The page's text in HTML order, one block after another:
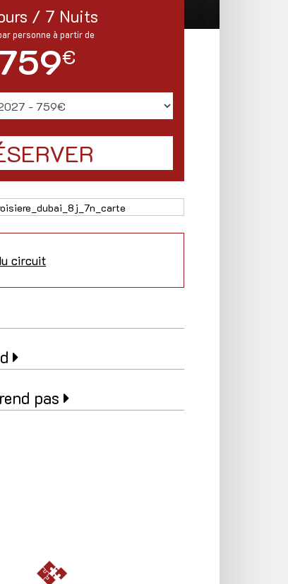
/ 7 Nuits
personne à partir de
€
circuit
pas